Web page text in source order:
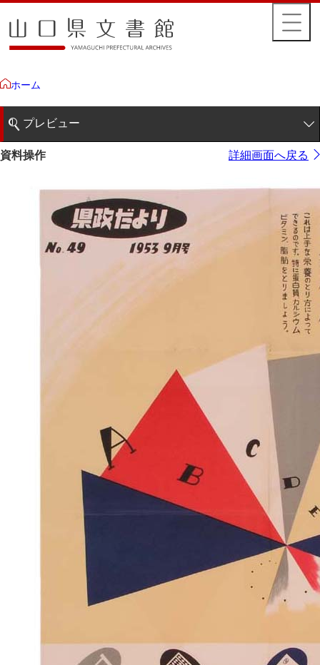
ホーム
プレビュー
1ページ
資料操作 詳細画面へ戻る